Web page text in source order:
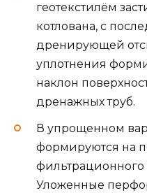
геотекстилём
котлована, с
дренирующей
уплотнения
наклон
дренажных труб.
В упрощенном
формируются на
фильтрационного
Уложенные